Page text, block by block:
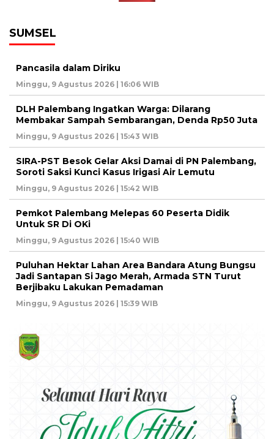
SUMSEL
Pancasila dalam Diriku
Minggu, 9 Agustus 2026 | 16:06 WIB
DLH Palembang Ingatkan Warga: Dilarang
Membakar Sampah Sembarangan, Denda Rp50 Juta
Minggu, 9 Agustus 2026 | 15:43 WIB
SIRA-PST Besok Gelar Aksi Damai di PN Palembang,
Soroti Saksi Kunci Kasus Irigasi Air Lemutu
Minggu, 9 Agustus 2026 | 15:42 WIB
Pemkot Palembang Melepas 60 Peserta Didik
Untuk SR Di OKi
Minggu, 9 Agustus 2026 | 15:40 WIB
Puluhan Hektar Lahan Area Bandara Atung Bungsu
Jadi Santapan Si Jago Merah, Armada STN Turut
Berjibaku Lakukan Pemadaman
Minggu, 9 Agustus 2026 | 15:39 WIB